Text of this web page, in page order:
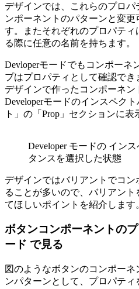
デザインでは、これらのプロ
ンポーネントのパターンと変更
す。またそれぞれのプロパテ
る際に任意の名前を持ちます。
Devloperモードでもコンポーネ
プはプロパティとして確認でき
デザインで作ったコンポーネン
Developerモードのインスペク
ト」の「Prop」セクションに表
Developer モードの イン
タンスを選択した状態
デザインではバリアントでコン
ることが多いので、バリアン
てほしいポイントを紹介します
ボタンコンポーネントの
ード で見る
図のようなボタンのコンポー
ンパターンとして、プロパティ